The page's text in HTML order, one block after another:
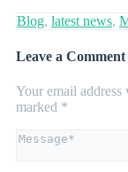
Blog, latest news,
Leave a Comment
Your email
marked *